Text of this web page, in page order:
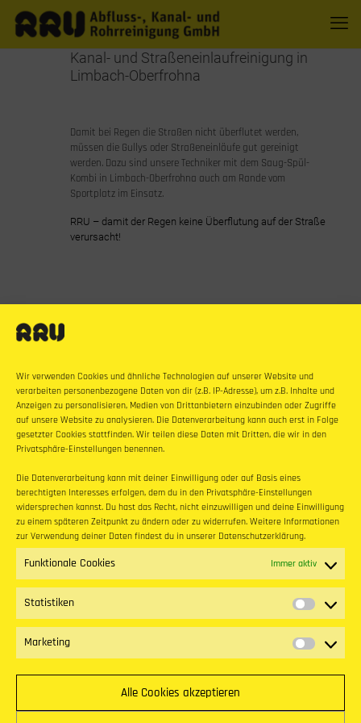
Wir verwenden Cookies und ähnliche Technologien auf unserer Website und
verarbeiten personenbezogene Daten von dir (z.B. IP-Adresse), um z.B. Inhalte und
Anzeigen zu personalisieren, Medien von Drittanbietern einzubinden oder Zugriffe
auf unsere Website zu analysieren. Die Datenverarbeitung kann auch erst in Folge
gesetzter Cookies stattfinden. Wir teilen diese Daten mit Dritten, die wir in den
Privatsphäre-Einstellungen benennen.
Die Datenverarbeitung kann mit deiner Einwilligung oder auf Basis eines
berechtigten Interesses erfolgen, dem du in den Privatsphäre-Einstellungen
widersprechen kannst. Du hast das Recht, nicht einzuwilligen und deine Einwilligung
zu einem späteren Zeitpunkt zu ändern oder zu widerrufen. Weitere Informationen
zur Verwendung deiner Daten findest du in unserer Datenschutzerklärung.
Funktionale Cookies Immer aktiv
Statistiken
Marketing Marketing
Alle Cookies akzeptieren
Kanal- und Straßeneinlaufreinigung in
Limbach-Oberfrohna
Damit bei Regen die Straßen nicht überflutet werden,
müssen die Gullys oder Straßeneinläufe gut gereinigt
werden. Dazu sind unsere Techniker mit dem Saug-Spül-
Kombi in Limbach-Oberfrohna auch am Rande vom
Sportplatz im Einsatz.
RRU – damit der Regen keine Überflutung auf der Straße
verursacht!